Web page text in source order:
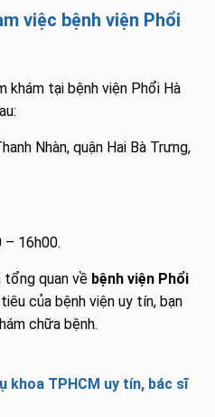
việc bệnh viện Phổi
khám tại bệnh viện Phổi Hà
Nhàn, quận Hai Bà Trưng,
– 16h00.
tổng quan về bệnh viện Phổi
của bệnh viện uy tín, bạn
chữa bệnh.
khoa TPHCM uy tín, bác sĩ